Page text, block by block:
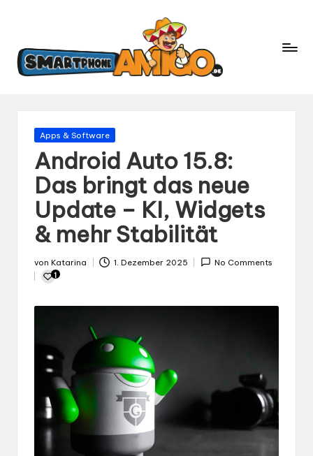
m
a
rt
in
der
Mobilfunk
Gepostet
Apps & Software
Android Auto 15.8:
Das bringt das neue
Update – KI, Widgets
& mehr Stabilität
Gepostet
von
von Katarina 1. Dezember 2025 No Comments
1